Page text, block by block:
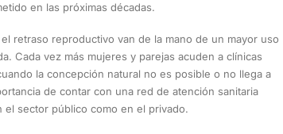
en las próximas décadas.
retraso reproductivo van de la mano de un mayor uso
Cada vez más mujeres y parejas acuden a clínicas
la concepción natural no es posible o no llega a
de contar con una red de atención sanitaria
sector público como en el privado.